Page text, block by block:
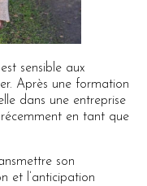
sensible aux
Après une formation
dans une entreprise
récemment en tant que
son
et l’anticipation